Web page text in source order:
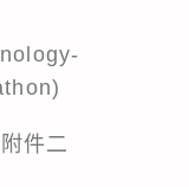
件二